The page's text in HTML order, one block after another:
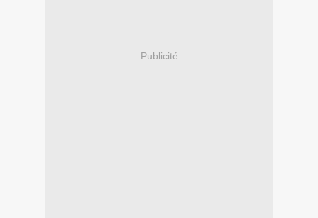
Publicité